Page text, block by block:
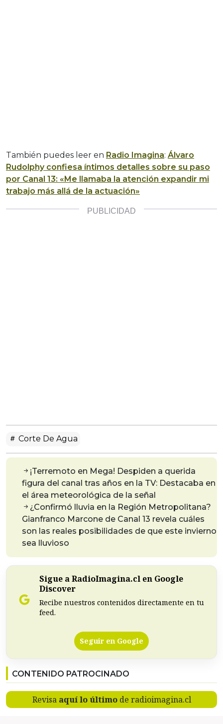
También puedes leer en Radio Imagina: Álvaro
Rudolphy confiesa íntimos detalles sobre su paso
por Canal 13: «Me llamaba la atención expandir mi
trabajo más allá de la actuación»
Corte De Agua
¡Terremoto en Mega! Despiden a querida
figura del canal tras años en la TV: Destacaba en
el área meteorológica de la señal
¿Confirmó lluvia en la Región Metropolitana?
Gianfranco Marcone de Canal 13 revela cuáles
son las reales posibilidades de que este invierno
sea lluvioso
Sigue a RadioImagina.cl en Google
Discover
Recibe nuestros contenidos directamente en tu
feed.
Seguir en Google
CONTENIDO PATROCINADO
Revisa aquí lo últimode radioimagina.cl